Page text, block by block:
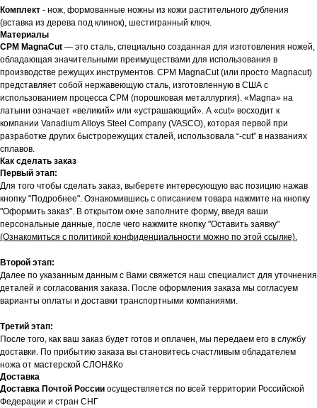
Комплект - нож, формованные ножны из кожи растительного дубления
(вставка из дерева под клинок), шестигранный ключ.
Материалы
CPM MagnaCut — это сталь, специально созданная для изготовления ножей,
обладающая значительными преимуществами для использования в
производстве режущих инструментов. CPM MagnaCut (или просто Magnacut)
представляет собой нержавеющую сталь, изготовленную в США с
использованием процесса CPM (порошковая металлургия). «Magna» на
латыни означает «великий» или «устрашающий». А «cut» восходит к
компании Vanadium Alloys Steel Company (VASCO), которая первой при
разработке других быстрорежущих сталей, использовала “-cut” в названиях
сплавов.
Как сделать заказ
Первый этап:
Для того чтобы сделать заказ, выберете интересующую вас позицию нажав
кнопку "Подробнее". Ознакомившись с описанием товара нажмите на кнопку
"Оформить заказ". В открытом окне заполните форму, введя ваши
персональные данные, после чего нажмите кнопку "Оставить заявку"
(Ознакомиться с политикой конфиденциальности можно по этой ссылке).
Второй этап:
Далее по указанным данным с Вами свяжется наш специалист для уточнения
деталей и согласования заказа. После оформления заказа мы согласуем
варианты оплаты и доставки транспортными компаниями.
Третий этап:
После того, как ваш заказ будет готов и оплачен, мы передаем его в службу
доставки. По прибытию заказа вы становитесь счастливым обладателем
ножа от мастерской СЛОН&Ко
Доставка
Доставка Почтой России осуществляется по всей территории Российской
Федерации и стран СНГ